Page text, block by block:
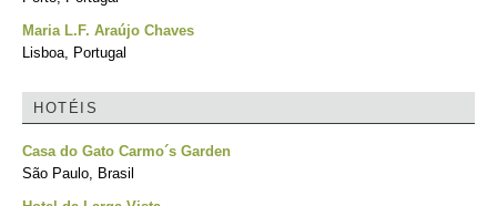
Maria L.F. Araújo Chaves
Lisboa, Portugal
HOTÉIS
Casa do Gato Carmo´s Garden
São Paulo, Brasil